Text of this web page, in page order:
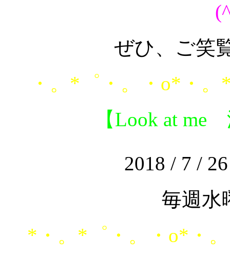
ぜひ、ご笑
・。*゜・。・o*・
【Look at
2018 / 7 /
毎週
*・。*゜・。・o*・